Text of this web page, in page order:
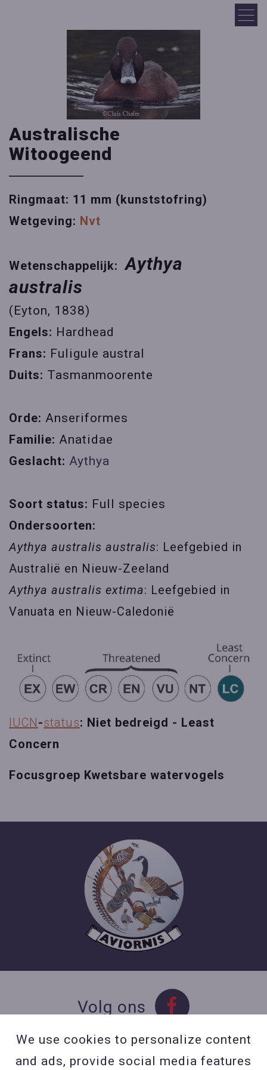
Australische
Witoogeend
Ringmaat: 11 mm (kunststofring)
Wetgeving: Nvt
Wetenschappelijk:Aythya
australis
(Eyton, 1838)
Engels: Hardhead
Frans: Fuligule austral
Duits: Tasmanmoorente
Orde: Anseriformes
Familie: Anatidae
Geslacht: Aythya
Soort status: Full species
Ondersoorten:
Aythya australis australis: Leefgebied in
Australië en Nieuw-Zeeland
Aythya australis extima: Leefgebied in
Vanuata en Nieuw-Caledonië
IUCN -status: Niet bedreigd - Least
Concern
Focusgroep Kwetsbare watervogels
Volg ons
We use cookies to personalize content
and ads, provide social media features